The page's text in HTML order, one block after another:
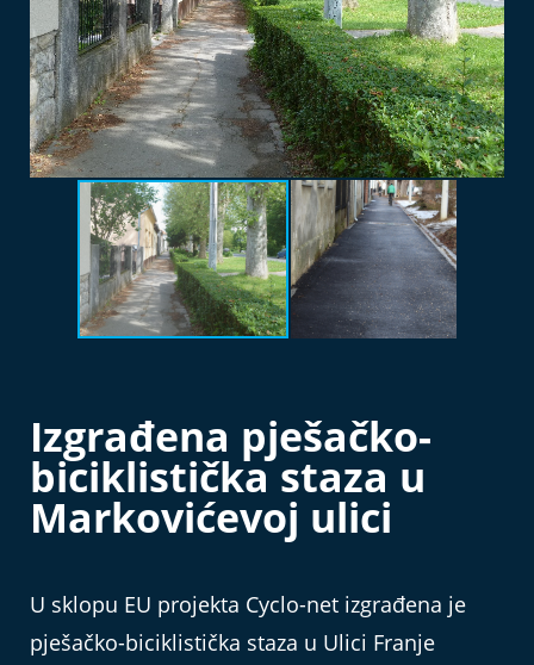
Izgrađena pješačko-
biciklistička staza u
Markovićevoj ulici
U sklopu EU projekta Cyclo-net izgrađena je
pješačko-biciklistička staza u Ulici Franje